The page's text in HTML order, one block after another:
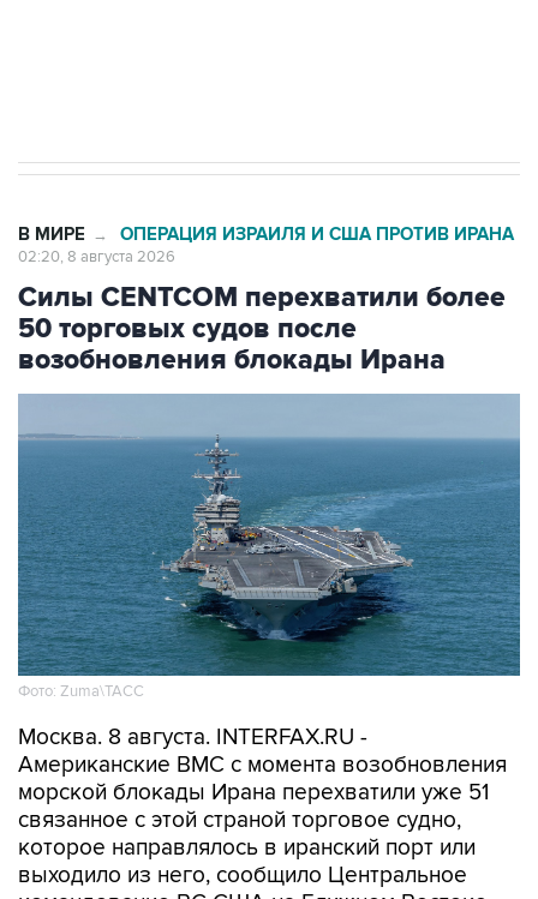
Силы CENTCOM перехватили более
50 торговых судов после
возобновления блокады Ирана
Фото: Zuma\ТАСС
Москва. 8 августа. INTERFAX.RU -
морской блокады Ирана перехватили уже 51
связанное с этой страной торговое судно,
которое направлялось в иранский порт или
выходило из него, сообщило Центральное
командование ВС США на Ближнем Востоке
(CENTCOM).